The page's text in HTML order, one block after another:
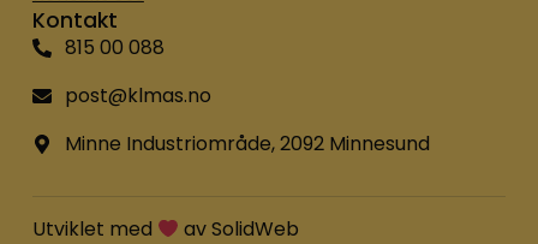
Kontakt
815 00 088
post@klmas.no
Minne Industriområde, 2092 Minnesund
Utviklet med avSolidWeb